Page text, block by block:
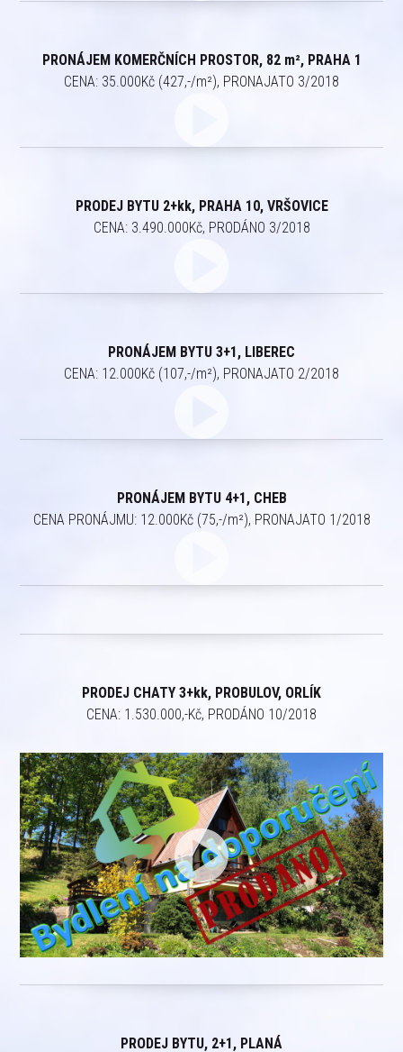
PRONÁJEM KOMERČNÍCH PROSTOR, 82 m², PRAHA 1
CENA: 35.000Kč (427,-/m²), PRONAJATO 3/2018
PRODEJ BYTU 2+kk, PRAHA 10, VRŠOVICE
CENA: 3.490.000Kč, PRODÁNO 3/2018
PRONÁJEM BYTU 3+1, LIBEREC
CENA: 12.000Kč (107,-/m²), PRONAJATO 2/2018
PRONÁJEM BYTU 4+1, CHEB
CENA PRONÁJMU: 12.000Kč (75,-/m²), PRONAJATO 1/2018
PRODEJ CHATY 3+kk, PROBULOV, ORLÍK
CENA: 1.530.000,-Kč, PRODÁNO 10/2018
PRODEJ BYTU, 2+1, PLANÁ